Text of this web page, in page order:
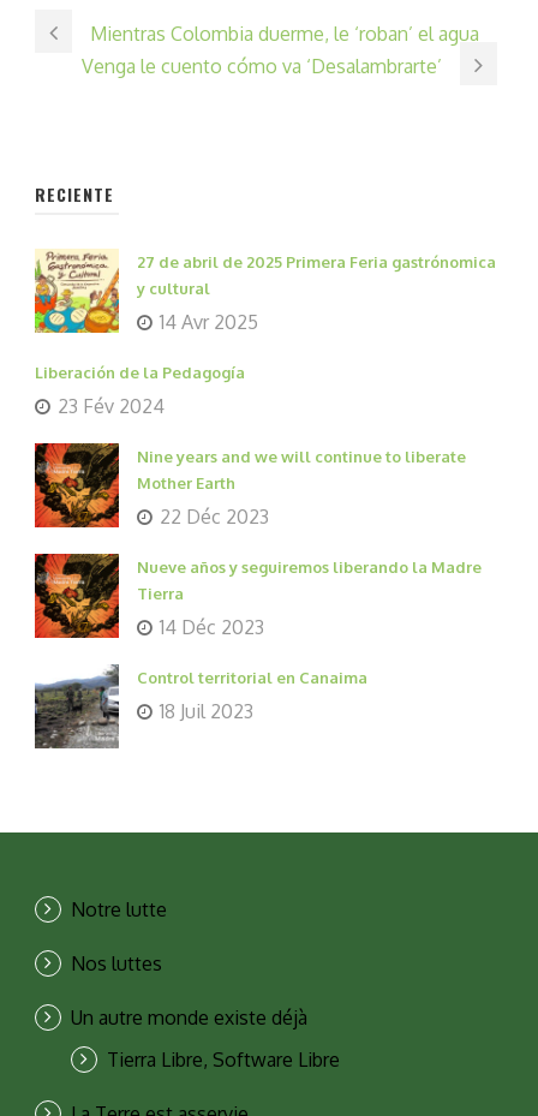
Mientras Colombia duerme, le ‘roban’ el agua
Venga le cuento cómo va ‘Desalambrarte’
RECIENTE
27 de abril de 2025 Primera Feria gastrónomica
y cultural
14 Avr 2025
Liberación de la Pedagogía
23 Fév 2024
Nine years and we will continue to liberate
Mother Earth
22 Déc 2023
Nueve años y seguiremos liberando la Madre
Tierra
14 Déc 2023
Control territorial en Canaima
18 Juil 2023
Notre lutte
Nos luttes
Un autre monde existe déjà
Tierra Libre, Software Libre